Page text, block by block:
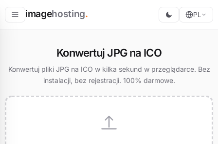
imagehosting.
Zmień rozmiar
PL
Konwertuj JPG na ICO
Konwertuj pliki JPG na ICO w kilka sekund w przeglądarce. Bez
instalacji, bez rejestracji. 100% darmowe.